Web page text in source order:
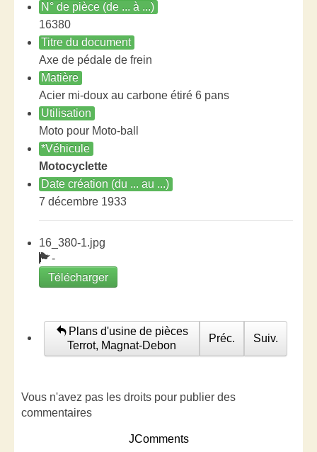
N° de pièce (de ... à ...)
16380
Titre du document
Axe de pédale de frein
Matière
Acier mi-doux au carbone étiré 6 pans
Utilisation
Moto pour Moto-ball
*Véhicule
Motocyclette
Date création (du ... au ...)
7 décembre 1933
16_380-1.jpg
-
Télécharger
Plans d'usine de pièces
Terrot, Magnat-Debon
Préc. Suiv.
Vous n'avez pas les droits pour publier des
commentaires
JComments